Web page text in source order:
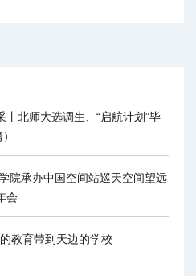
丨北师大选调生、“启航计划”毕
院承办中国空间站巡天空间望远
会
教育带到天边的学校